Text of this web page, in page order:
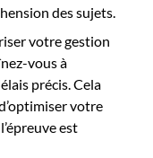
des sujets.
votre gestion
vous à
précis. Cela
votre
est